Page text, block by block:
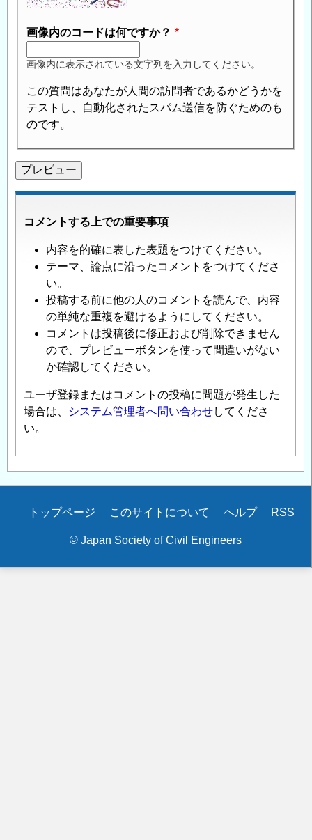
画像内のコードは何ですか？
画像内に表示されている文字列を入力してください。
この質問はあなたが人間の訪問者であるかどうかを
テストし、自動化されたスパム送信を防ぐためのも
のです。
コメントする上での重要事項
内容を的確に表した表題をつけてください。
テーマ、論点に沿ったコメントをつけてくださ
い。
投稿する前に他の人のコメントを読んで、内容
の単純な重複を避けるようにしてください。
コメントは投稿後に修正および削除できません
ので、プレビューボタンを使って間違いがない
か確認してください。
ユーザ登録またはコメントの投稿に問題が発生した
場合は、
システム管理者へ問い合わせしてくださ
い。
Secondary
トップページ このサイトについて ヘルプ RSS
© Japan Society of Civil Engineers